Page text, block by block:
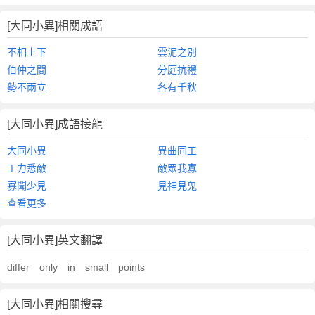
[大同小異]相關成語
不相上下
雲泥之別
伯仲之間
分庭抗禮
勢不兩立
各有千秋
[大同小異]成語接龍
大同小異
異曲同工
工力悉敵
敵眾我寡
寡聞少見
見神見鬼
查看更多
[大同小異]英文翻譯
differ only in small points
[大同小異]相關搜尋